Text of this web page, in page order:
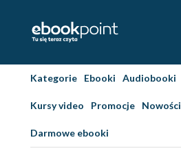
Kategorie Ebooki Audiobooki
Kursy video Promocje Nowości
Darmowe ebooki